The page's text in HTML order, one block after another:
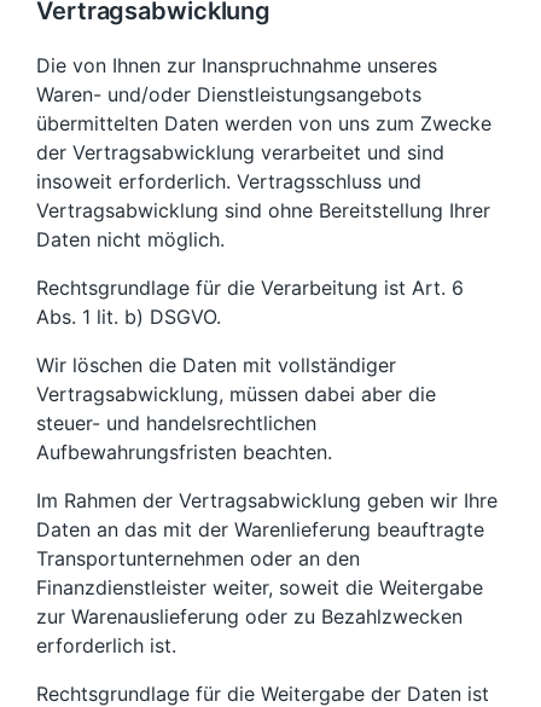
Vertragsabwicklung
Die von Ihnen zur Inanspruchnahme unseres
Waren- und/oder Dienstleistungsangebots
übermittelten Daten werden von uns zum Zwecke
der Vertragsabwicklung verarbeitet und sind
insoweit erforderlich. Vertragsschluss und
Vertragsabwicklung sind ohne Bereitstellung Ihrer
Daten nicht möglich.
Rechtsgrundlage für die Verarbeitung ist Art. 6
Abs. 1 lit. b) DSGVO.
Wir löschen die Daten mit vollständiger
Vertragsabwicklung, müssen dabei aber die
steuer- und handelsrechtlichen
Aufbewahrungsfristen beachten.
Im Rahmen der Vertragsabwicklung geben wir Ihre
Daten an das mit der Warenlieferung beauftragte
Transportunternehmen oder an den
Finanzdienstleister weiter, soweit die Weitergabe
zur Warenauslieferung oder zu Bezahlzwecken
erforderlich ist.
Rechtsgrundlage für die Weitergabe der Daten ist